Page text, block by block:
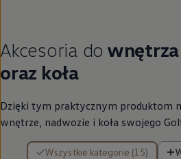
Akcesoria do
oraz koła
Dzięki tym praktycznym produktom
wnętrze, nadwozie i koła swojego
Wszystkie kategorie (15)
15 z 15 elementów